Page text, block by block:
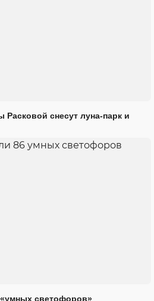
снесут луна-парк и
светофоров»